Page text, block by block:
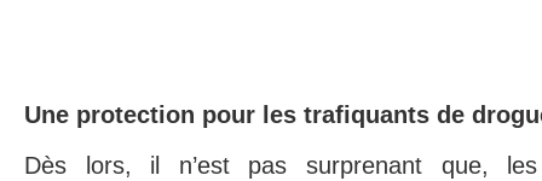
Une protection pour les trafiquants de
Dès lors, il n’est pas surprenant que,